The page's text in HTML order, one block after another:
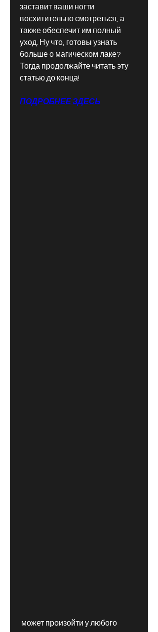
заставит ваши ногти
восхитительно смотреться, а
также обеспечит им полный
уход. Ну что, готовы узнать
больше о магическом лаке?
Тогда продолжайте читать эту
статью до конца!
ПОДРОБНЕЕ ЗДЕСЬ